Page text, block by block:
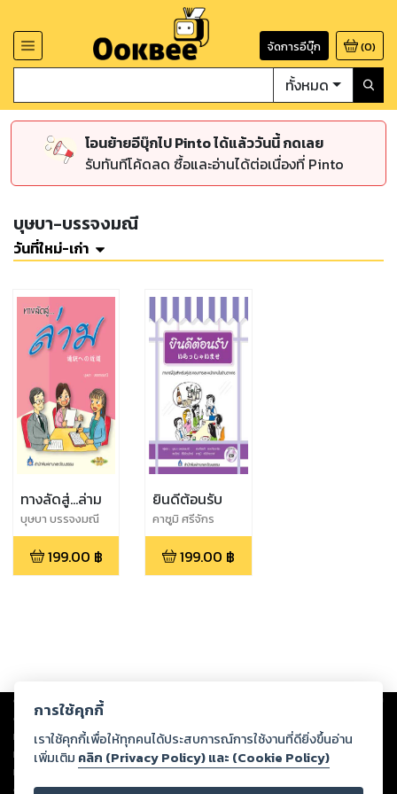
จัดการอีบุ๊ก (0)
ทั้งหมด
โอนย้ายอีบุ๊กไป Pinto ได้แล้ววันนี้ กดเลย
รับทันทีโค้ดลด ซื้อและอ่านได้ต่อเนื่องที่ Pinto
บุษบา-บรรจงมณี
วันที่ใหม่-เก่า
ทางลัดสู่...ล่าม
บุษบา บรรจงมณี
199.00 ฿
ยินดีต้อนรับ
คาซูมิ ศรีจักร
วาฬ,สมเกียรติ
เชวงกิจวณิช,บุษบา
บรรจงมณี,สมจิตร์
199.00 ฿
Copyright © 2026
ต่อผลงานหรือเนื้อหาใดที่อัปโหลดผ่านเว็บไซต์และปรากฏว่าละเมิดสิทธิใน
ทรัพย์สินทางปัญญาของบุคคลอื่นหรือขัดต่อกฎหมายและศีลธรรม ดังนั้น ผู้อ่าน
ทุกท่านโปรดใช้วิจารณญาณในการกลั่นกรองด้วยตนเอง และหากท่านพบว่าส่วน
หนึ่งส่วนใดขัดต่อกฎหมายและศีลธรรม กรุณาแจ้งมายังบริษัท เพื่อทีมงานจะได้
ดำเนินการในทันที ทั้งนี้ ทางสตอรี่ล็อกขอสงวนลิขสิทธิ์ตามพระราชบัญญัติ
การใช้คุกกี้
เราใช้คุกกี้เพื่อให้ทุกคนได้ประสบการณ์การใช้งานที่ดียิ่งขึ้นอ่าน
เพิ่มเติม คลิก (Privacy Policy) และ (Cookie Policy)